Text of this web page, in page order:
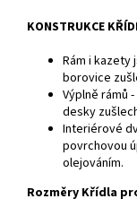
KONSTRUKCE
Rám i kazety
borovice
Výplně rámů
desky
Interiérové
povrchovou
olejováním.
Rozměry Křídla